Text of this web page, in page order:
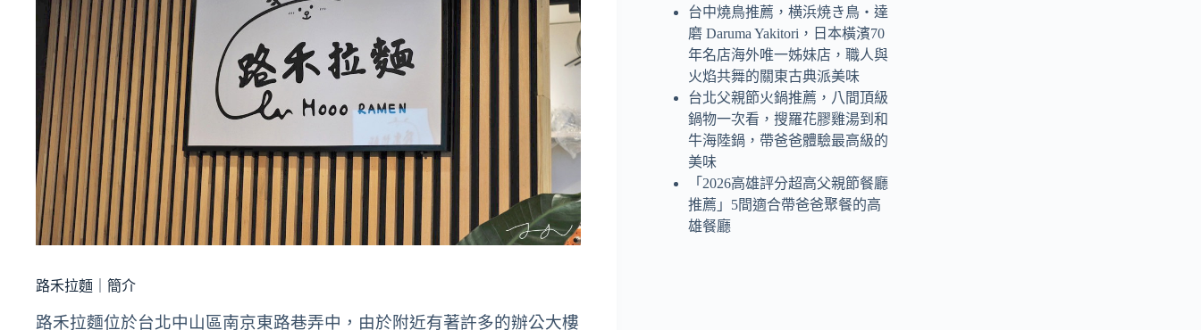
路禾拉麵｜簡介
路禾拉麵位於台北中山區南京東路巷弄中，由於附近有著許多的辦公大樓
台中燒鳥推薦，横浜焼き鳥‧達
磨 Daruma Yakitori，日本橫濱70
年名店海外唯一姊妹店，職人與
火焰共舞的關東古典派美味
台北父親節火鍋推薦，八間頂級
鍋物一次看，搜羅花膠雞湯到和
牛海陸鍋，帶爸爸體驗最高級的
美味
「2026高雄評分超高父親節餐廳
推薦」5間適合帶爸爸聚餐的高
雄餐廳